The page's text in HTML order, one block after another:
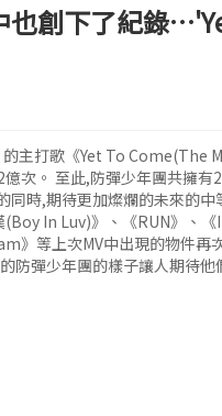
創下了紀錄
主打歌《Yet To
次。 至此,防彈少年團共擁有
時,期待更加燦爛的未來的中
In Luv)》、《RUN》、
》等上次MV中出現的物件再
防彈少年團的樣子讓人期待他